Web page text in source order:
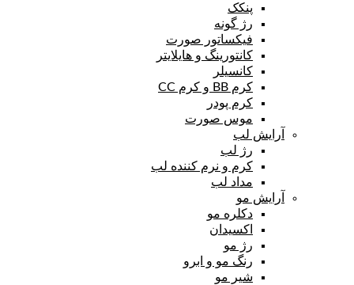
پنکک
رژ گونه
فیکساتور صورت
کانتورینگ و هایلایتر
کانسیلر
کرم BB و کرم CC
کرم پودر
موس صورت
آرایش لب
رژ لب
کرم و نرم کننده لب
مداد لب
آرایش مو
دکلره مو
اکسیدان
رژ مو
رنگ مو و ابرو
شیر مو